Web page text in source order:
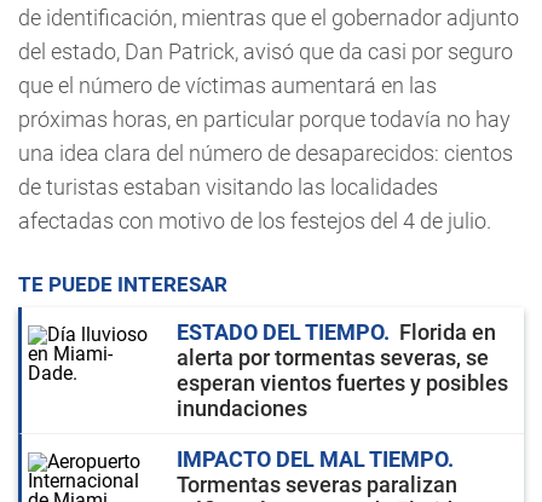
de identificación, mientras que el gobernador adjunto
del estado, Dan Patrick, avisó que da casi por seguro
que el número de víctimas aumentará en las
próximas horas, en particular porque todavía no hay
una idea clara del número de desaparecidos: cientos
de turistas estaban visitando las localidades
afectadas con motivo de los festejos del 4 de julio.
TE PUEDE INTERESAR
ESTADO DEL TIEMPO
Florida en
alerta por tormentas severas, se
esperan vientos fuertes y posibles
inundaciones
IMPACTO DEL MAL TIEMPO
Tormentas severas paralizan